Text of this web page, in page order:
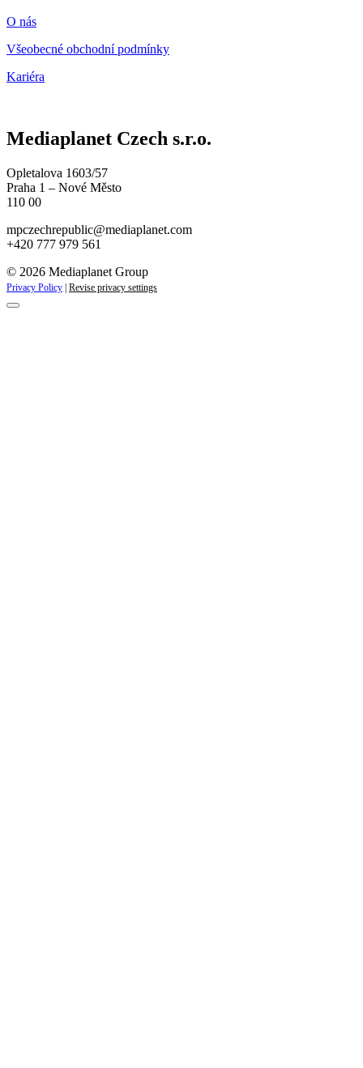
O nás
Všeobecné obchodní podmínky
Kariéra
Mediaplanet Czech s.r.o.
Opletalova 1603/57
Praha 1 – Nové Město
110 00
mpczechrepublic@mediaplanet.com
+420 777 979 561
© 2026 Mediaplanet Group
Privacy Policy Revise privacy settings